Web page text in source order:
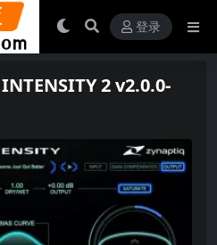
登录
2 v2.0.0-